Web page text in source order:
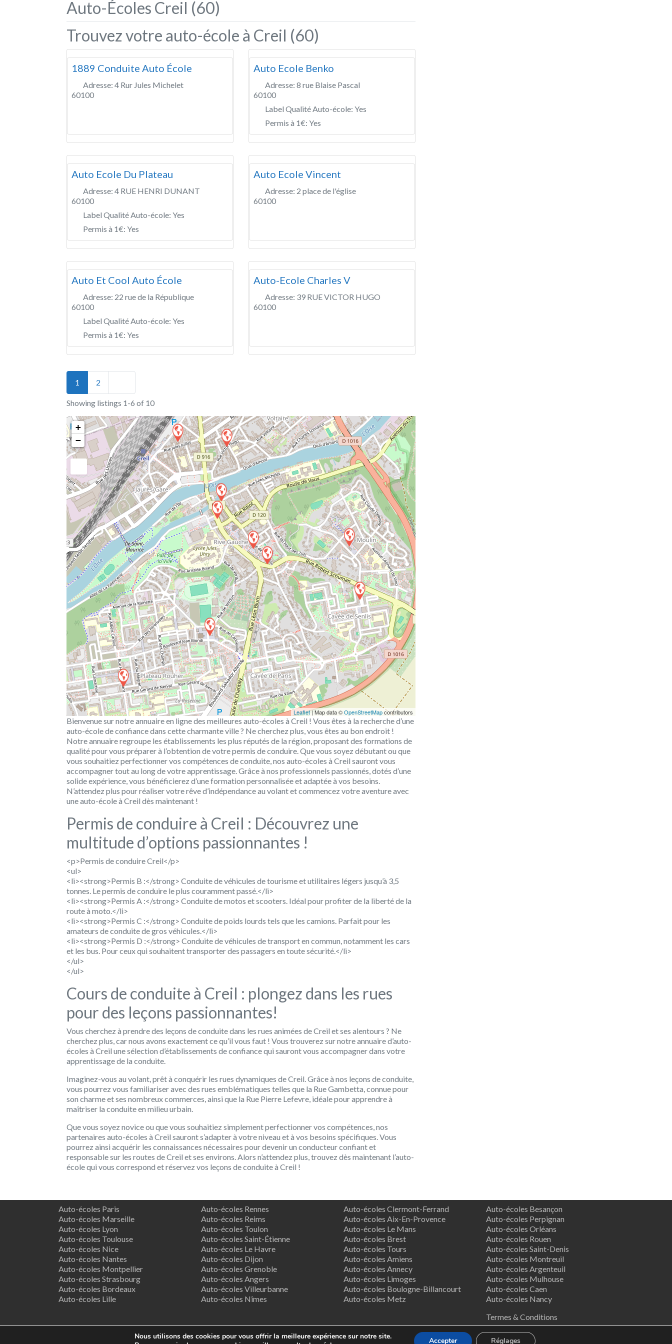
Auto-Écoles Creil (60)
Trouvez votre auto-école à Creil (60)
1889 Conduite Auto École
Adresse: 4 Rur Jules Michelet
60100
Auto Ecole Benko
Adresse: 8 rue Blaise Pascal
60100
Label Qualité Auto-école: Yes
Permis à 1€: Yes
Auto Ecole Du Plateau
Adresse: 4 RUE HENRI DUNANT
60100
Label Qualité Auto-école: Yes
Permis à 1€: Yes
Auto Ecole Vincent
Adresse: 2 place de l'église
60100
Auto Et Cool Auto École
Adresse: 22 rue de la République
60100
Label Qualité Auto-école: Yes
Permis à 1€: Yes
Auto-Ecole Charles V
Adresse: 39 RUE VICTOR HUGO
60100
Posts navigation
1 2
Showing listings 1-6 of 10
+
−
Leaflet| Map data ©OpenStreetMapcontributors
Bienvenue sur notre annuaire en ligne des meilleures auto-écoles à Creil ! Vous êtes à la recherche d’une
auto-école de confiance dans cette charmante ville ? Ne cherchez plus, vous êtes au bon endroit !
Notre annuaire regroupe les établissements les plus réputés de la région, proposant des formations de
qualité pour vous préparer à l’obtention de votre permis de conduire. Que vous soyez débutant ou que
vous souhaitiez perfectionner vos compétences de conduite, nos auto-écoles à Creil sauront vous
accompagner tout au long de votre apprentissage. Grâce à nos professionnels passionnés, dotés d’une
solide expérience, vous bénéficierez d’une formation personnalisée et adaptée à vos besoins.
N’attendez plus pour réaliser votre rêve d’indépendance au volant et commencez votre aventure avec
une auto-école à Creil dès maintenant !
Permis de conduire à Creil : Découvrez une
multitude d’options passionnantes !
<p>Permis de conduire Creil</p>
<ul>
<li><strong>Permis B :</strong> Conduite de véhicules de tourisme et utilitaires légers jusqu’à 3,5
tonnes. Le permis de conduire le plus couramment passé.</li>
<li><strong>Permis A :</strong> Conduite de motos et scooters. Idéal pour profiter de la liberté de la
route à moto.</li>
<li><strong>Permis C :</strong> Conduite de poids lourds tels que les camions. Parfait pour les
amateurs de conduite de gros véhicules.</li>
<li><strong>Permis D :</strong> Conduite de véhicules de transport en commun, notamment les cars
et les bus. Pour ceux qui souhaitent transporter des passagers en toute sécurité.</li>
</ul>
</ul>
Cours de conduite à Creil : plongez dans les rues
pour des leçons passionnantes!
Vous cherchez à prendre des leçons de conduite dans les rues animées de Creil et ses alentours ? Ne
cherchez plus, car nous avons exactement ce qu’il vous faut ! Vous trouverez sur notre annuaire d’auto-
écoles à Creil une sélection d’établissements de confiance qui sauront vous accompagner dans votre
apprentissage de la conduite.
Imaginez-vous au volant, prêt à conquérir les rues dynamiques de Creil. Grâce à nos leçons de conduite,
vous pourrez vous familiariser avec des rues emblématiques telles que la Rue Gambetta, connue pour
son charme et ses nombreux commerces, ainsi que la Rue Pierre Lefevre, idéale pour apprendre à
maîtriser la conduite en milieu urbain.
Que vous soyez novice ou que vous souhaitiez simplement perfectionner vos compétences, nos
partenaires auto-écoles à Creil sauront s’adapter à votre niveau et à vos besoins spécifiques. Vous
pourrez ainsi acquérir les connaissances nécessaires pour devenir un conducteur confiant et
responsable sur les routes de Creil et ses environs. Alors n’attendez plus, trouvez dès maintenant l’auto-
école qui vous correspond et réservez vos leçons de conduite à Creil !
Auto-écoles Paris
Auto-écoles Marseille
Auto-écoles Lyon
Auto-écoles Toulouse
Auto-écoles Nice
Auto-écoles Nantes
Auto-écoles Montpellier
Auto-écoles Strasbourg
Auto-écoles Bordeaux
Auto-écoles Lille
Auto-écoles Rennes
Auto-écoles Reims
Auto-écoles Toulon
Auto-écoles Saint-Étienne
Auto-écoles Le Havre
Auto-écoles Dijon
Auto-écoles Grenoble
Auto-écoles Angers
Auto-écoles Villeurbanne
Auto-écoles Nîmes
Auto-écoles Clermont-Ferrand
Auto-écoles Aix-En-Provence
Auto-écoles Le Mans
Auto-écoles Brest
Auto-écoles Tours
Auto-écoles Amiens
Auto-écoles Annecy
Auto-écoles Limoges
Auto-écoles Boulogne-Billancourt
Auto-écoles Metz
Auto-écoles Besançon
Auto-écoles Perpignan
Auto-écoles Orléans
Auto-écoles Rouen
Auto-écoles Saint-Denis
Auto-écoles Montreuil
Auto-écoles Argenteuil
Auto-écoles Mulhouse
Auto-écoles Caen
Auto-écoles Nancy
Termes & Conditions
Nous utilisons des cookies pour vous offrir la meilleure expérience sur notre site.
Accepter Réglages